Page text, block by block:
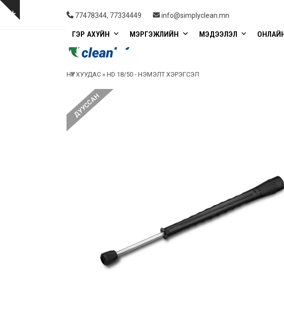
Skip
Show
77478344, 77334449 info@simplyclean.mn
ГЭР АХУЙН МЭРГЭЖЛИЙН МЭДЭЭЛЭЛ
НҮҮР ХУУДАС »HD 18/50 - НЭМЭЛТ ХЭРЭГСЭЛ
ДУУССАН